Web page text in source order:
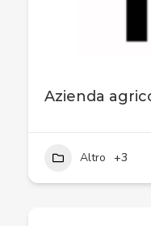
Azienda
Altro +3